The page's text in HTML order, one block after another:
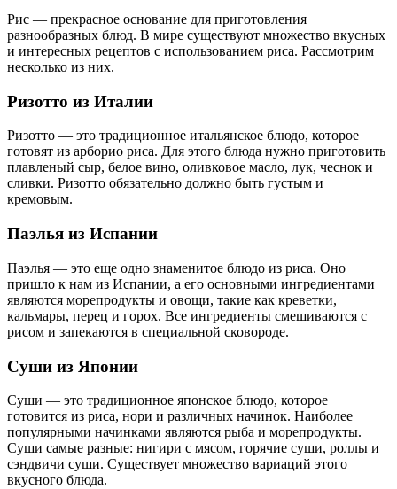
Рис — прекрасное основание для приготовления
разнообразных блюд. В мире существуют множество вкусных
и интересных рецептов с использованием риса. Рассмотрим
несколько из них.
Ризотто из Италии
Ризотто — это традиционное итальянское блюдо, которое
готовят из арборио риса. Для этого блюда нужно приготовить
плавленый сыр, белое вино, оливковое масло, лук, чеснок и
сливки. Ризотто обязательно должно быть густым и
кремовым.
Паэлья из Испании
Паэлья — это еще одно знаменитое блюдо из риса. Оно
пришло к нам из Испании, а его основными ингредиентами
являются морепродукты и овощи, такие как креветки,
кальмары, перец и горох. Все ингредиенты смешиваются с
рисом и запекаются в специальной сковороде.
Суши из Японии
Суши — это традиционное японское блюдо, которое
готовится из риса, нори и различных начинок. Наиболее
популярными начинками являются рыба и морепродукты.
Суши самые разные: нигири с мясом, горячие суши, роллы и
сэндвичи суши. Существует множество вариаций этого
вкусного блюда.